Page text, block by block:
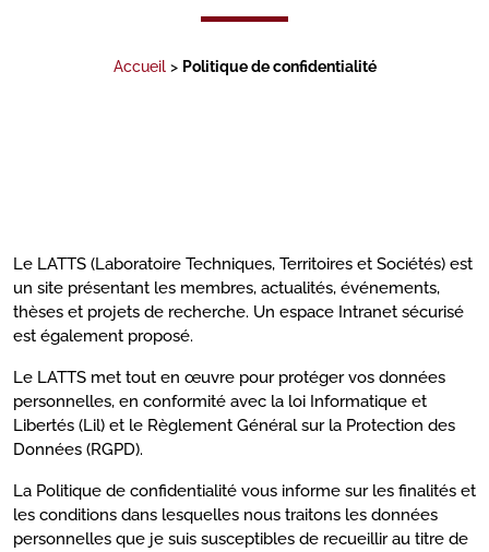
Accueil> Politique de confidentialité
Le LATTS (Laboratoire Techniques, Territoires et Sociétés) est
un site présentant les membres, actualités, événements,
thèses et projets de recherche. Un espace Intranet sécurisé
est également proposé.
Le LATTS met tout en œuvre pour protéger vos données
personnelles, en conformité avec la loi Informatique et
Libertés (Lil) et le Règlement Général sur la Protection des
Données (RGPD).
La Politique de confidentialité vous informe sur les finalités et
les conditions dans lesquelles nous traitons les données
personnelles que je suis susceptibles de recueillir au titre de